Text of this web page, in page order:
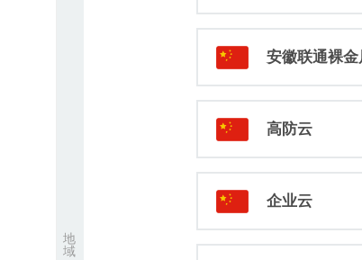
地
域
安徽联通裸金
高防云
企业云